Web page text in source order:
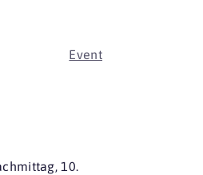
Event
10.